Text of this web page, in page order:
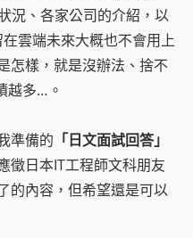
況、各家公司的介紹，以
雲端未來大概也不會用上
怎樣，就是沒辦法、捨不
越多…。
準備的 「日文面試回答」
徵日本IT工程師文科朋友
的內容，但希望還是可以